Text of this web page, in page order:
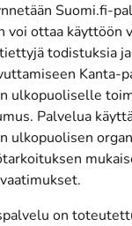
Suomi.fi-
voi ottaa käyttöön
todistuksia
Kanta-
ulkopuoliselle
Palvelua
ulkopuolisen
on